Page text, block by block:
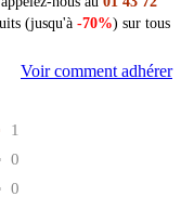
(jusqu'à -70%) sur tous
Voir comment adhérer
1
0
0